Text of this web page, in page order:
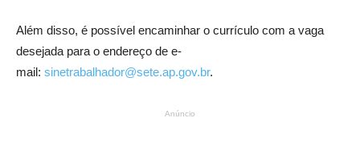
Além disso, é possível encaminhar o currículo com a vaga
desejada para o endereço de e-
mail: sinetrabalhador@sete.ap.gov.br.
Anúncio